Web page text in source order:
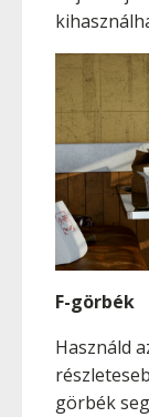
F-görbék
Használd
görbék